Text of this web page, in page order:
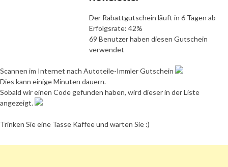
Der Rabattgutschein läuft in 6 Tagen ab
Erfolgsrate: 42%
69 Benutzer haben diesen Gutschein
verwendet
Scannen im Internet nach Autoteile-Immler Gutschein
Dies kann einige Minuten dauern.
Sobald wir einen Code gefunden haben, wird dieser in der Liste
angezeigt.
Trinken Sie eine Tasse Kaffee und warten Sie :)